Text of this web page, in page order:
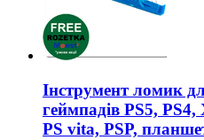
Інструмент ломик
геймпадів PS5,
PS vita, PSP,